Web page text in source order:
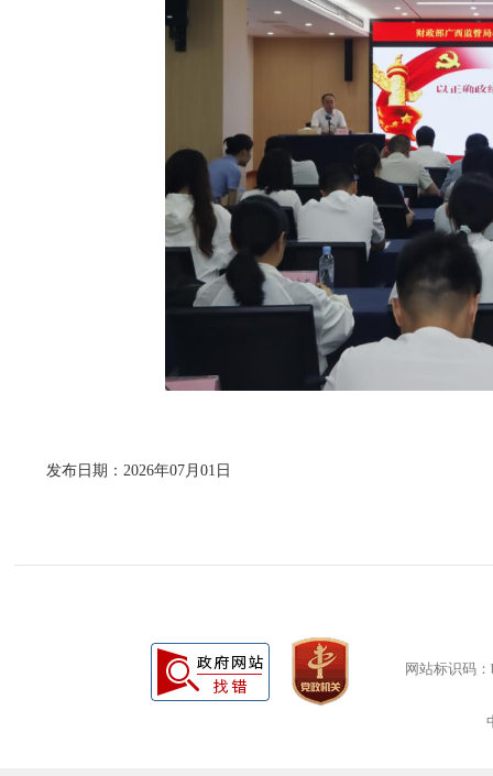
发布日期：2026年07月01日
网站标识码